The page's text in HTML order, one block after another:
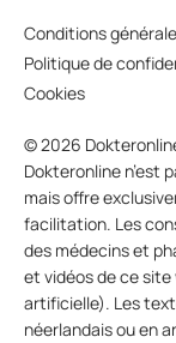
Conditions
Politique de
Cookies
© 2026
Dokteronline n’est
mais offre
facilitation. Les
des médecins et
et vidéos de ce site
artificielle). Les
néerlandais ou en